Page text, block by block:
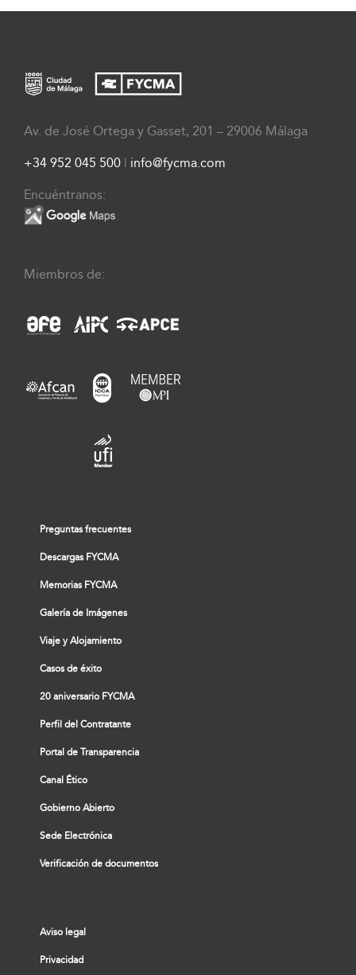
Av. de José Ortega y Gasset, 201 – 29006 Málaga
+34 952 045 500 | info@fycma.com
Encuéntranos:
Miembros de:
Preguntas frecuentes
Descargas FYCMA
Memorias FYCMA
Galería de Imágenes
Viaje y Alojamiento
Casos de éxito
20 aniversario FYCMA
Perfil del Contratante
Portal de Transparencia
Canal Ético
Gobierno Abierto
Sede Electrónica
Verificación de documentos
Aviso legal
Privacidad